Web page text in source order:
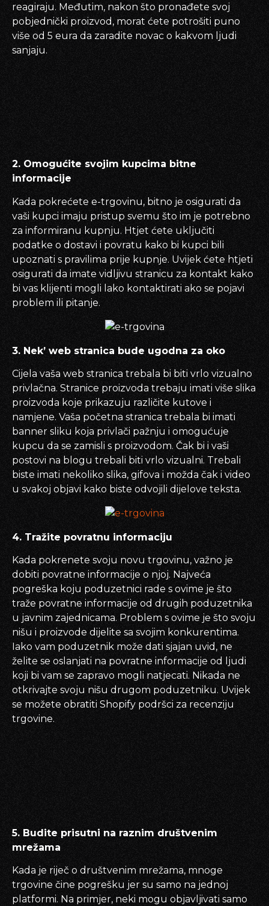
reagiraju. Međutim, nakon što pronađete svoj
pobjednički proizvod, morat ćete potrošiti puno
više od 5 eura da zaradite novac o kakvom ljudi
sanjaju.
2. Omogućite svojim kupcima bitne
informacije
Kada pokrećete e-trgovinu, bitno je osigurati da
vaši kupci imaju pristup svemu što im je potrebno
za informiranu kupnju. Htjet ćete uključiti
podatke o dostavi i povratu kako bi kupci bili
upoznati s pravilima prije kupnje. Uvijek ćete htjeti
osigurati da imate vidljivu stranicu za kontakt kako
bi vas klijenti mogli lako kontaktirati ako se pojavi
problem ili pitanje.
3. Nek’ web stranica bude ugodna za oko
Cijela vaša web stranica trebala bi biti vrlo vizualno
privlačna. Stranice proizvoda trebaju imati više slika
proizvoda koje prikazuju različite kutove i
namjene. Vaša početna stranica trebala bi imati
banner sliku koja privlači pažnju i omogućuje
kupcu da se zamisli s proizvodom. Čak bi i vaši
postovi na blogu trebali biti vrlo vizualni. Trebali
biste imati nekoliko slika, gifova i možda čak i video
u svakoj objavi kako biste odvojili dijelove teksta.
4. Tražite povratnu informaciju
Kada pokrenete svoju novu trgovinu, važno je
dobiti povratne informacije o njoj. Najveća
pogreška koju poduzetnici rade s ovime je što
traže povratne informacije od drugih poduzetnika
u javnim zajednicama. Problem s ovime je što svoju
nišu i proizvode dijelite sa svojim konkurentima.
Iako vam poduzetnik može dati sjajan uvid, ne
želite se oslanjati na povratne informacije od ljudi
koji bi vam se zapravo mogli natjecati. Nikada ne
otkrivajte svoju nišu drugom poduzetniku. Uvijek
se možete obratiti Shopify podršci za recenziju
trgovine.
5. Budite prisutni na raznim društvenim
mrežama
Kada je riječ o društvenim mrežama, mnoge
trgovine čine pogrešku jer su samo na jednoj
platformi. Na primjer, neki mogu objavljivati samo